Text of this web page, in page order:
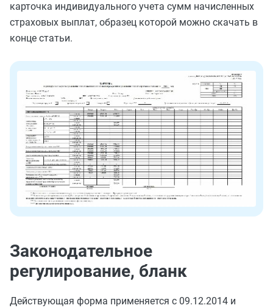
карточка индивидуального учета сумм начисленных
страховых выплат, образец которой можно скачать в
конце статьи.
Законодательное
регулирование, бланк
Действующая форма применяется с 09.12.2014 и